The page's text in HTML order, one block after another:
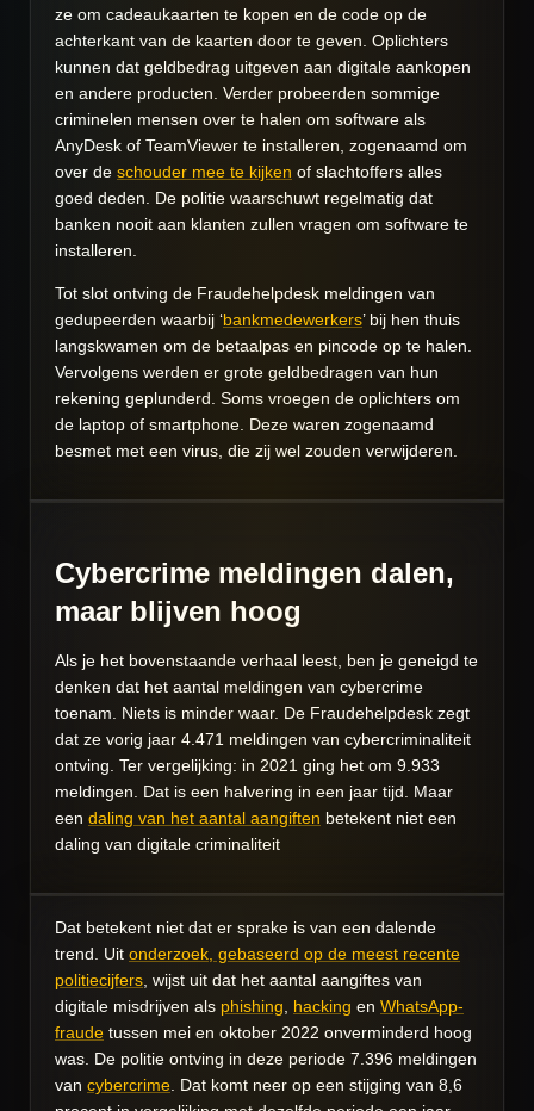
ze om cadeaukaarten te kopen en de code op de
achterkant van de kaarten door te geven. Oplichters
kunnen dat geldbedrag uitgeven aan digitale aankopen
en andere producten. Verder probeerden sommige
criminelen mensen over te halen om software als
AnyDesk of TeamViewer te installeren, zogenaamd om
over de schouder mee te kijken of slachtoffers alles
goed deden. De politie waarschuwt regelmatig dat
banken nooit aan klanten zullen vragen om software te
installeren.
Tot slot ontving de Fraudehelpdesk meldingen van
gedupeerden waarbij ‘bankmedewerkers’ bij hen thuis
langskwamen om de betaalpas en pincode op te halen.
Vervolgens werden er grote geldbedragen van hun
rekening geplunderd. Soms vroegen de oplichters om
de laptop of smartphone. Deze waren zogenaamd
besmet met een virus, die zij wel zouden verwijderen.
Cybercrime meldingen dalen,
maar blijven hoog
Als je het bovenstaande verhaal leest, ben je geneigd te
denken dat het aantal meldingen van cybercrime
toenam. Niets is minder waar. De Fraudehelpdesk zegt
dat ze vorig jaar 4.471 meldingen van cybercriminaliteit
ontving. Ter vergelijking: in 2021 ging het om 9.933
meldingen. Dat is een halvering in een jaar tijd. Maar
een daling van het aantal aangiften betekent niet een
daling van digitale criminaliteit
Dat betekent niet dat er sprake is van een dalende
trend. Uit onderzoek, gebaseerd op de meest recente
politiecijfers, wijst uit dat het aantal aangiftes van
digitale misdrijven als phishing, hacking en WhatsApp-
fraude tussen mei en oktober 2022 onverminderd hoog
was. De politie ontving in deze periode 7.396 meldingen
van cybercrime. Dat komt neer op een stijging van 8,6